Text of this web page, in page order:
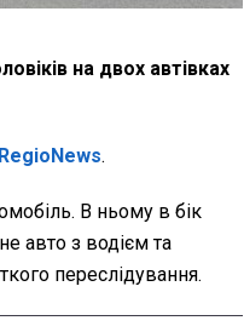
на двох автівках
RegioNews.
В ньому в бік
авто з водієм та
переслідування.